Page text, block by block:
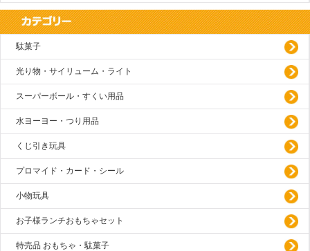
駄菓子
光り物・サイリューム・ライト
スーパーボール・すくい用品
水ヨーヨー・つり用品
くじ引き玩具
プロマイド・カード・シール
小物玩具
お子様ランチおもちゃセット
特売品 おもちゃ・駄菓子